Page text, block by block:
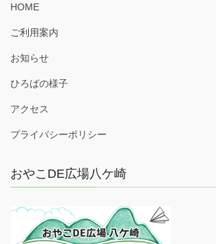
HOME
ご利用案内
お知らせ
ひろばの様子
アクセス
プライバシーポリシー
おやこDE広場八ケ崎